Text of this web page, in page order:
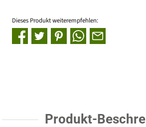
Dieses Produkt weiterempfehlen:
Produkt-